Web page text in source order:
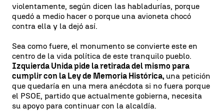
violentamente, según dicen las habladurías, porque
quedó a medio hacer o porque una avioneta chocó
contra ella y la dejó así.
Sea como fuere, el monumento se convierte este en
centro de la vida política de este tranquilo pueblo.
Izquierda Unida pide la retirada del mismo para
cumplir con la Ley de Memoria Histórica, una petición
que quedaría en una mera anécdota si no fuera porque
el PSOE, partido que actualmente gobierna, necesita
su apoyo para continuar con la alcaldía.